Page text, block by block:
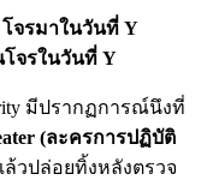
จรมาในวันที่ Y
จรในวันที่ Y
มีปรากฏการณ์นึงที่
(ละครการปฏิบัติ
วปล่อยทิ้งหลังตรวจ